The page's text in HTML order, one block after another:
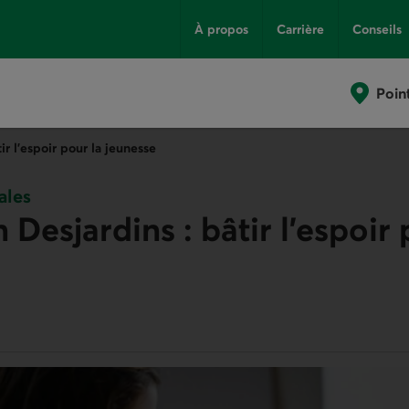
À propos Carrière Conseils
l’espoir pour la jeunesse
Desjardins : bâtir l’espoir